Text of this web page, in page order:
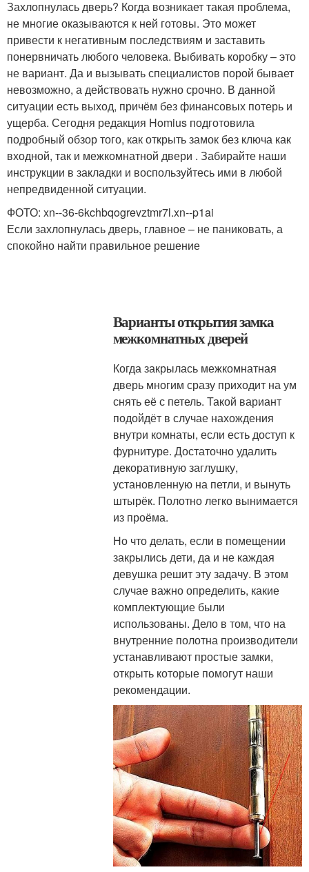
Захлопнулась дверь? Когда возникает такая проблема,
не многие оказываются к ней готовы. Это может
привести к негативным последствиям и заставить
понервничать любого человека. Выбивать коробку – это
не вариант. Да и вызывать специалистов порой бывает
невозможно, а действовать нужно срочно. В данной
ситуации есть выход, причём без финансовых потерь и
ущерба. Сегодня редакция Homius подготовила
подробный обзор того, как открыть замок без ключа как
входной, так и межкомнатной двери . Забирайте наши
инструкции в закладки и воспользуйтесь ими в любой
непредвиденной ситуации.
ФОТО: xn--36-6kchbqogrevztmr7l.xn--p1ai
Если захлопнулась дверь, главное – не паниковать, а
спокойно найти правильное решение
Варианты открытия замка
межкомнатных дверей
Когда закрылась межкомнатная
дверь многим сразу приходит на ум
снять её с петель. Такой вариант
подойдёт в случае нахождения
внутри комнаты, если есть доступ к
фурнитуре. Достаточно удалить
декоративную заглушку,
установленную на петли, и вынуть
штырёк. Полотно легко вынимается
из проёма.
Но что делать, если в помещении
закрылись дети, да и не каждая
девушка решит эту задачу. В этом
случае важно определить, какие
комплектующие были
использованы. Дело в том, что на
внутренние полотна производители
устанавливают простые замки,
открыть которые помогут наши
рекомендации.